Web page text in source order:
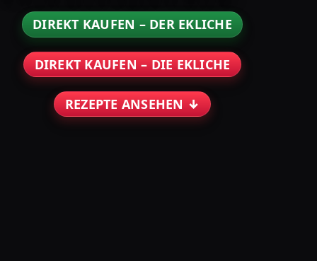
DIREKT KAUFEN – DER EKLICHE
DIREKT KAUFEN – DIE EKLICHE
REZEPTE ANSEHEN ↓